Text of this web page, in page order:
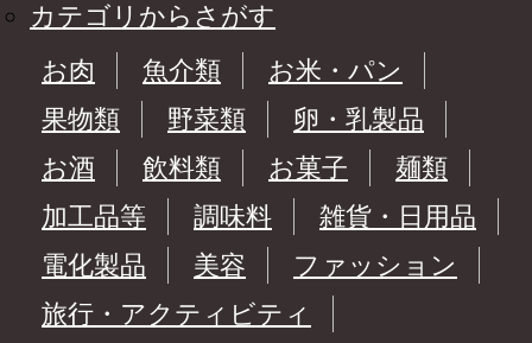
カテゴリからさがす
お肉
魚介類
お米・パン
果物類
野菜類
卵・乳製品
お酒
飲料類 お菓子
麺類
加工品等
調味料
雑貨・日用品
電化製品
美容
ファッション
旅行・アクティビティ